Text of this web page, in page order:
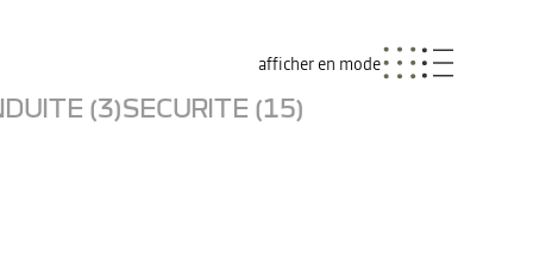
afficher en mode
(3)SECURITE (15)